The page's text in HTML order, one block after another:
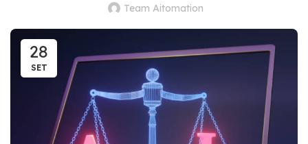
Team Aitomation
28
SET